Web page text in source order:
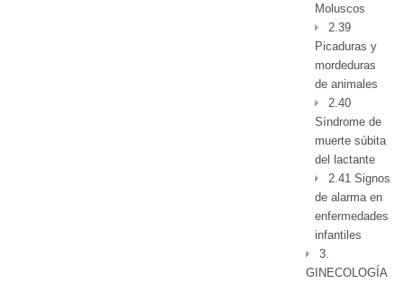
Moluscos
2.39
Picaduras y
mordeduras
de animales
2.40
Síndrome de
muerte súbita
del lactante
2.41 Signos
de alarma en
enfermedades
infantiles
3.
GINECOLOGÍA